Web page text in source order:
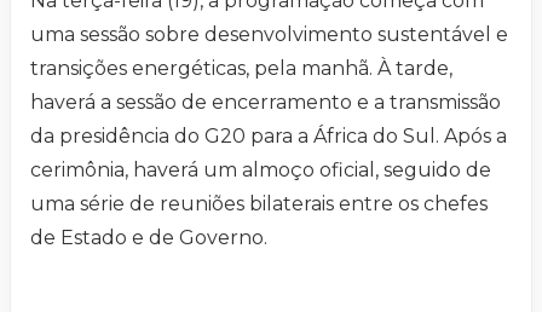
uma sessão sobre desenvolvimento sustentável e
transições energéticas, pela manhã. À tarde,
haverá a sessão de encerramento e a transmissão
da presidência do G20 para a África do Sul. Após a
cerimônia, haverá um almoço oficial, seguido de
uma série de reuniões bilaterais entre os chefes
de Estado e de Governo.